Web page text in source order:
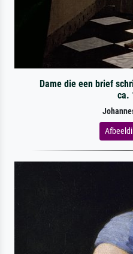
Dame die een brief
ca.